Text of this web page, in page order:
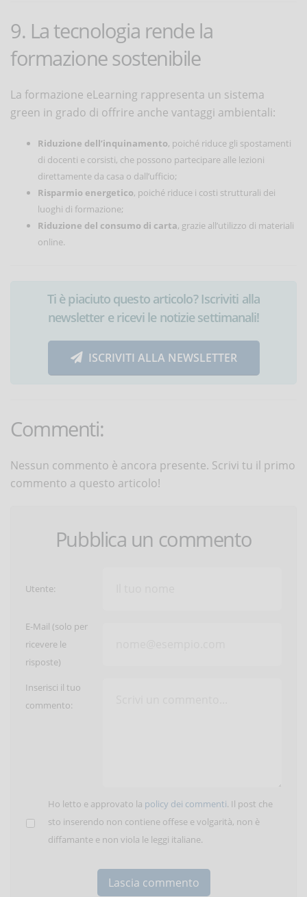
9. La tecnologia rende la
formazione sostenibile
La formazione eLearning rappresenta un sistema
green in grado di offrire anche vantaggi ambientali:
Riduzione dell’inquinamento, poiché riduce gli spostamenti
di docenti e corsisti, che possono partecipare alle lezioni
direttamente da casa o dall’ufficio;
Risparmio energetico, poiché riduce i costi strutturali dei
luoghi di formazione;
Riduzione del consumo di carta, grazie all’utilizzo di materiali
online.
Ti è piaciuto questo articolo? Iscriviti alla
newsletter e ricevi le notizie settimanali!
ISCRIVITI ALLA NEWSLETTER
Commenti:
Nessun commento è ancora presente. Scrivi tu il primo
commento a questo articolo!
Pubblica un commento
Utente:
E-Mail (solo per
ricevere le
risposte)
Inserisci il tuo
commento:
Ho letto e approvato la policy dei commenti. Il post che
sto inserendo non contiene offese e volgarità, non è
diffamante e non viola le leggi italiane.